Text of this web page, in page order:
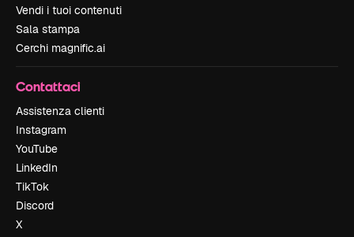
Vendi i tuoi contenuti
Sala stampa
Cerchi magnific.ai
Contattaci
Assistenza clienti
Instagram
YouTube
LinkedIn
TikTok
Discord
X